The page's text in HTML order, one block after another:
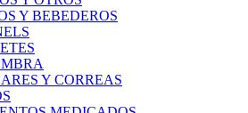
Y BEBEDEROS
Y CORREAS